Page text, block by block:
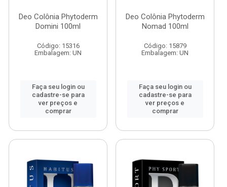
Deo Colônia Phytoderm
Domini 100ml
Código: 15316
Embalagem: UN
Faça seu login ou
cadastre-se para
ver preços e
comprar
Deo Colônia Phytoderm
Nomad 100ml
Código: 15879
Embalagem: UN
Faça seu login ou
cadastre-se para
ver preços e
comprar